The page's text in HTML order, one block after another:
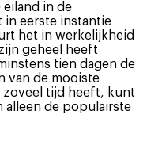
eiland in de
in eerste instantie
het in werkelijkheid
geheel heeft
tien dagen de
van de mooiste
zoveel tijd heeft, kunt
alleen de populairste